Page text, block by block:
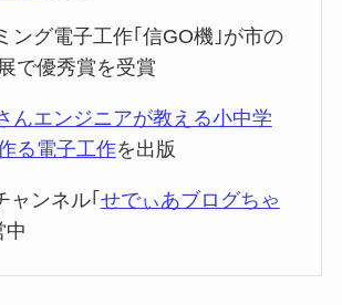
ング電子工作｢信GO機｣が市の
で優秀賞を受賞
んエンジニアが教える小中学
る電子工作を出版
ャンネル｢ せでぃあブログちゃ
中